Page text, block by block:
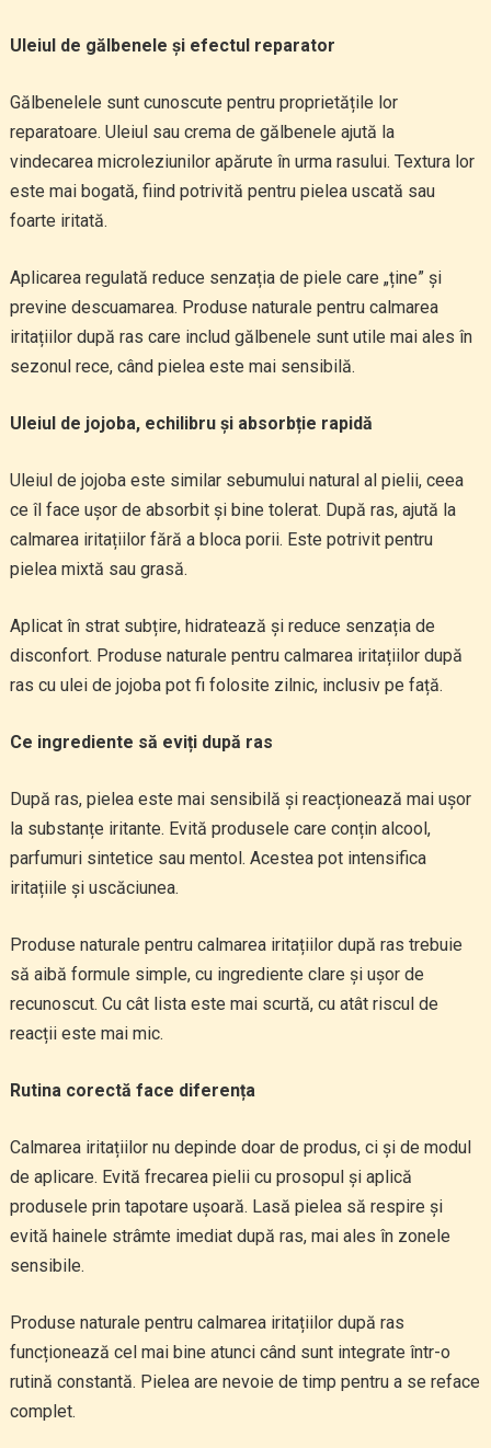
Uleiul de gălbenele și efectul reparator
Gălbenelele sunt cunoscute pentru proprietățile lor
reparatoare. Uleiul sau crema de gălbenele ajută la
vindecarea microleziunilor apărute în urma rasului. Textura lor
este mai bogată, fiind potrivită pentru pielea uscată sau
foarte iritată.
Aplicarea regulată reduce senzația de piele care „ține” și
previne descuamarea. Produse naturale pentru calmarea
iritațiilor după ras care includ gălbenele sunt utile mai ales în
sezonul rece, când pielea este mai sensibilă.
Uleiul de jojoba, echilibru și absorbție rapidă
Uleiul de jojoba este similar sebumului natural al pielii, ceea
ce îl face ușor de absorbit și bine tolerat. După ras, ajută la
calmarea iritațiilor fără a bloca porii. Este potrivit pentru
pielea mixtă sau grasă.
Aplicat în strat subțire, hidratează și reduce senzația de
disconfort. Produse naturale pentru calmarea iritațiilor după
ras cu ulei de jojoba pot fi folosite zilnic, inclusiv pe față.
Ce ingrediente să eviți după ras
După ras, pielea este mai sensibilă și reacționează mai ușor
la substanțe iritante. Evită produsele care conțin alcool,
parfumuri sintetice sau mentol. Acestea pot intensifica
iritațiile și uscăciunea.
Produse naturale pentru calmarea iritațiilor după ras trebuie
să aibă formule simple, cu ingrediente clare și ușor de
recunoscut. Cu cât lista este mai scurtă, cu atât riscul de
reacții este mai mic.
Rutina corectă face diferența
Calmarea iritațiilor nu depinde doar de produs, ci și de modul
de aplicare. Evită frecarea pielii cu prosopul și aplică
produsele prin tapotare ușoară. Lasă pielea să respire și
evită hainele strâmte imediat după ras, mai ales în zonele
sensibile.
Produse naturale pentru calmarea iritațiilor după ras
funcționează cel mai bine atunci când sunt integrate într-o
rutină constantă. Pielea are nevoie de timp pentru a se reface
complet.